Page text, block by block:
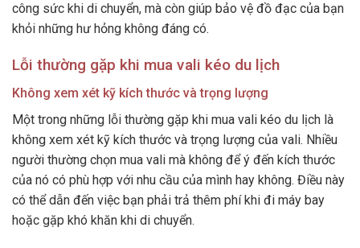
công sức khi di chuyển, mà còn giúp bảo vệ đồ đạc của bạn
khỏi những hư hỏng không đáng có.
Lỗi thường gặp khi mua vali kéo du lịch
Không xem xét kỹ kích thước và trọng lượng
Một trong những lỗi thường gặp khi mua vali kéo du lịch là
không xem xét kỹ kích thước và trọng lượng của vali. Nhiều
người thường chọn mua vali mà không để ý đến kích thước
của nó có phù hợp với nhu cầu của mình hay không. Điều này
có thể dẫn đến việc bạn phải trả thêm phí khi đi máy bay
hoặc gặp khó khăn khi di chuyển.